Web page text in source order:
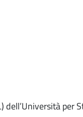
dell’Università per